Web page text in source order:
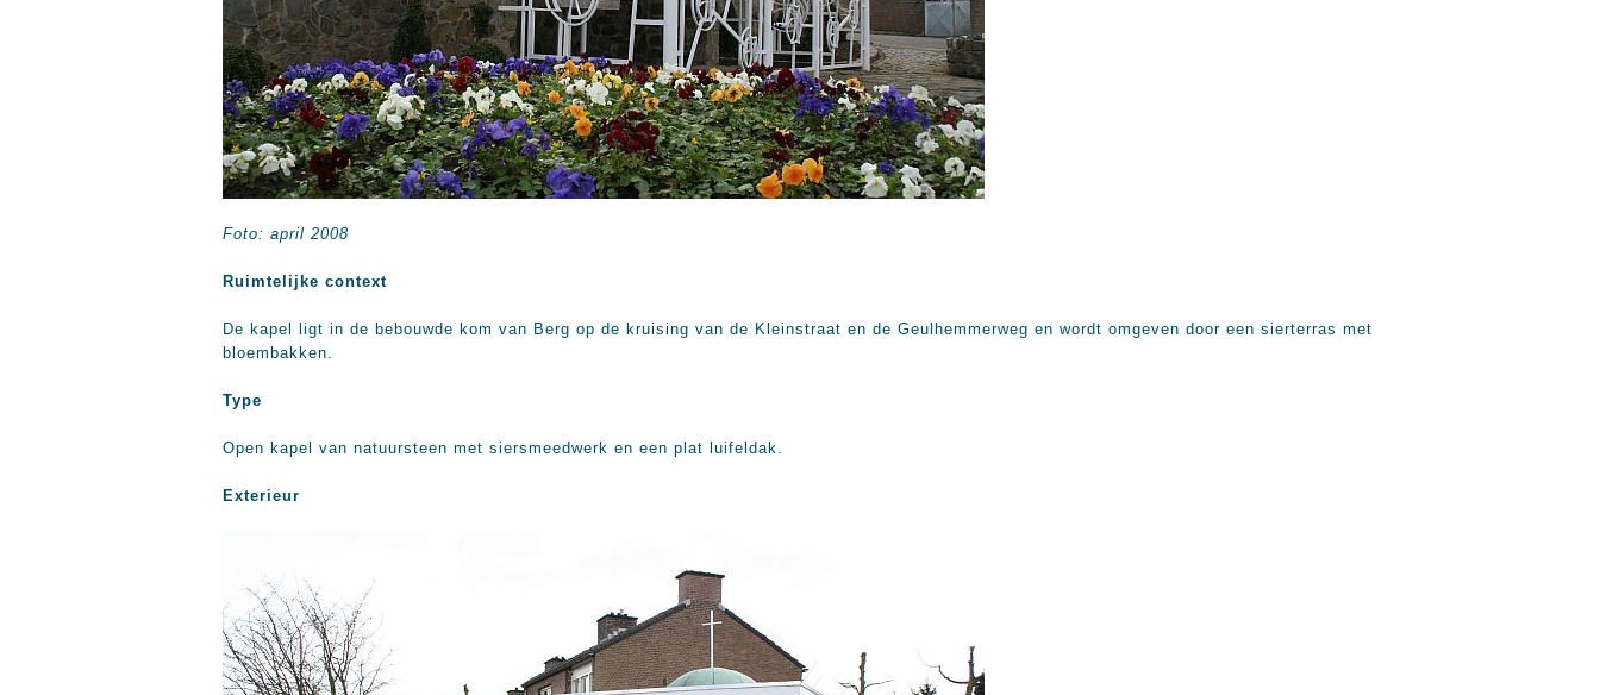
Foto: april 2008
Ruimtelijke context
De kapel ligt in de bebouwde kom van Berg op de kruising van de Kleinstraat en de Geulhemmerweg en wordt omgeven door een sierterras met
bloembakken.
Type
Open kapel van natuursteen met siersmeedwerk en een plat luifeldak.
Exterieur